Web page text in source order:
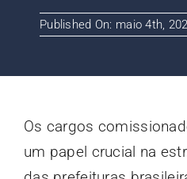
Published On: maio 4th,
Os cargos
um papel crucial na